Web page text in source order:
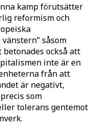
kamp förutsätter
reformism och
såsom
också att
inte är en
från att
är negativt,
som
tolerans gentemot